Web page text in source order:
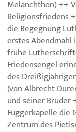
Melanchthon) ++
Religionsfriedens
die Begegnung
erstes Abendmahl
frühe
Friedensengel
des
(von Albrecht
und seiner Brüder
Fuggerkapelle die
Zentrum des